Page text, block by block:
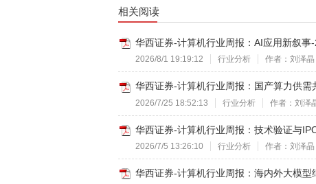
相关阅读
华西证券-计算机行业周报：AI应用新叙事-
2026/8/1 19:19:12 行业分析 作者：刘泽晶
华西证券-计算机行业周报：国产算力供需
2026/7/25 18:52:13 行业分析 作者：刘泽
华西证券-计算机行业周报：技术验证与
2026/7/5 13:26:10 行业分析 作者：刘泽晶
华西证券-计算机行业周报：海内外大模型